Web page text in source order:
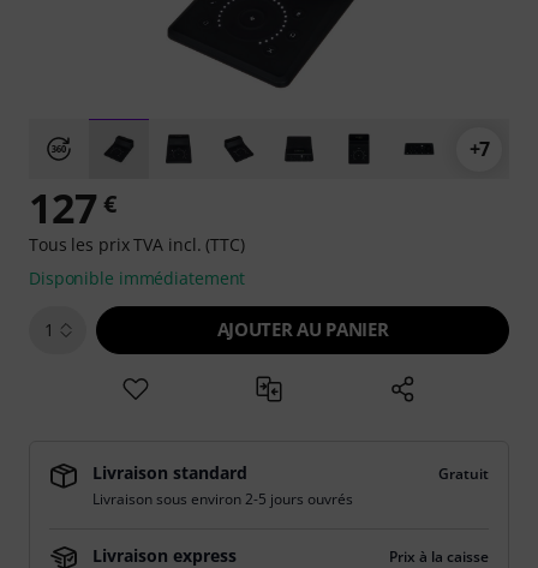
+7
127 €
Tous les prix TVA incl. (TTC)
Disponible immédiatement
1 AJOUTER AU PANIER
Livraison standard
Gratuit
Livraison sous environ 2-5 jours ouvrés
Livraison express
Prix à la caisse